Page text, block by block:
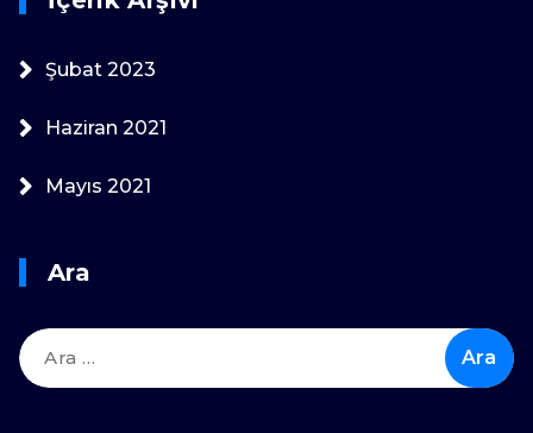
Şubat 2023
Haziran 2021
Mayıs 2021
Ara
Arama: